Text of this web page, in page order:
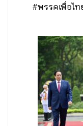
#พรรคเพื่อไ